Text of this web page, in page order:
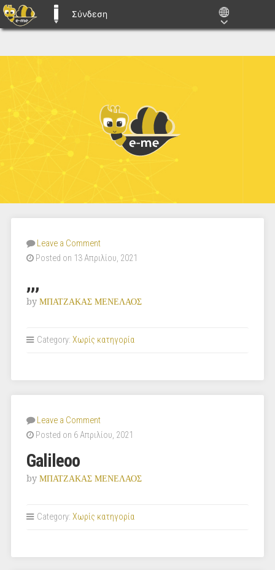
E-ME BLOGS
Σύνδεση
Leave a Comment
Posted on 13 Απριλίου, 2021
,,,
by ΜΠΑΤΖΑΚΑΣ ΜΕΝΕΛΑΟΣ
Category: Χωρίς κατηγορία
Leave a Comment
Posted on 6 Απριλίου, 2021
Galileoo
by ΜΠΑΤΖΑΚΑΣ ΜΕΝΕΛΑΟΣ
Category: Χωρίς κατηγορία